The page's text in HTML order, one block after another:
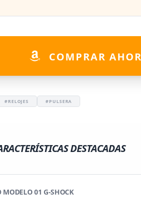
COMPRAR
#RELOJES #PULSERA
DESTACADAS
MODELO 01 G-SHOCK